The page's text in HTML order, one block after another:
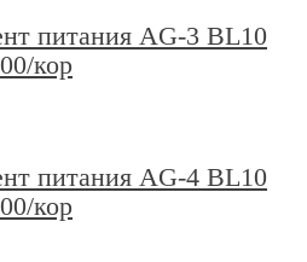
питания AG-3 BL10
кор
питания AG-4 BL10
кор